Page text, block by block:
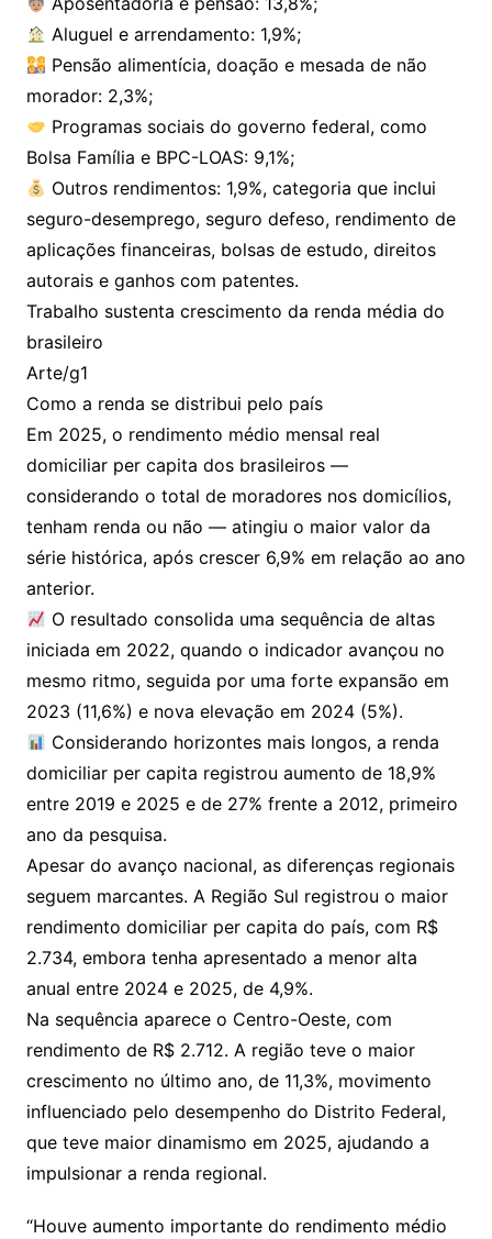
Aluguel e arrendamento: 1,9%;
Pensão alimentícia, doação e mesada de não
morador: 2,3%;
Programas sociais do governo federal, como
Bolsa Família e BPC-LOAS: 9,1%;
Outros rendimentos: 1,9%, categoria que inclui
seguro-desemprego, seguro defeso, rendimento de
aplicações financeiras, bolsas de estudo, direitos
autorais e ganhos com patentes.
Trabalho sustenta crescimento da renda média do
brasileiro
Arte/g1
Como a renda se distribui pelo país
Em 2025, o rendimento médio mensal real
domiciliar per capita dos brasileiros —
considerando o total de moradores nos domicílios,
tenham renda ou não — atingiu o maior valor da
série histórica, após crescer 6,9% em relação ao ano
anterior.
O resultado consolida uma sequência de altas
iniciada em 2022, quando o indicador avançou no
mesmo ritmo, seguida por uma forte expansão em
2023 (11,6%) e nova elevação em 2024 (5%).
Considerando horizontes mais longos, a renda
domiciliar per capita registrou aumento de 18,9%
entre 2019 e 2025 e de 27% frente a 2012, primeiro
ano da pesquisa.
Apesar do avanço nacional, as diferenças regionais
seguem marcantes. A Região Sul registrou o maior
rendimento domiciliar per capita do país, com R$
2.734, embora tenha apresentado a menor alta
anual entre 2024 e 2025, de 4,9%.
Na sequência aparece o Centro-Oeste, com
rendimento de R$ 2.712. A região teve o maior
crescimento no último ano, de 11,3%, movimento
influenciado pelo desempenho do Distrito Federal,
que teve maior dinamismo em 2025, ajudando a
impulsionar a renda regional.
“Houve aumento importante do rendimento médio